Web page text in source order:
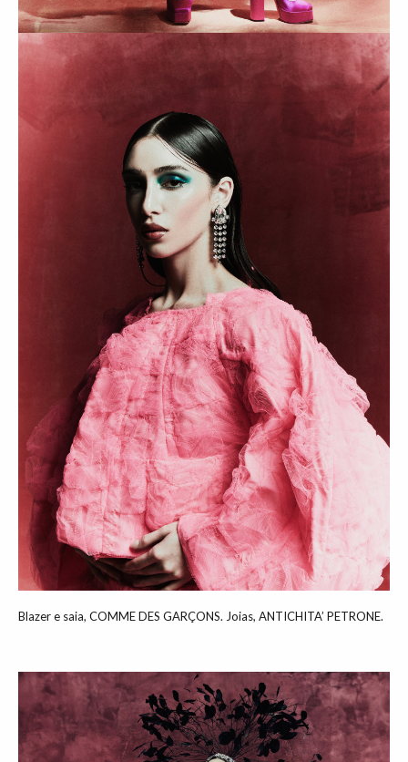
Blazer e saia, COMME DES GARÇONS. Joias, ANTICHITA’ PETRONE.